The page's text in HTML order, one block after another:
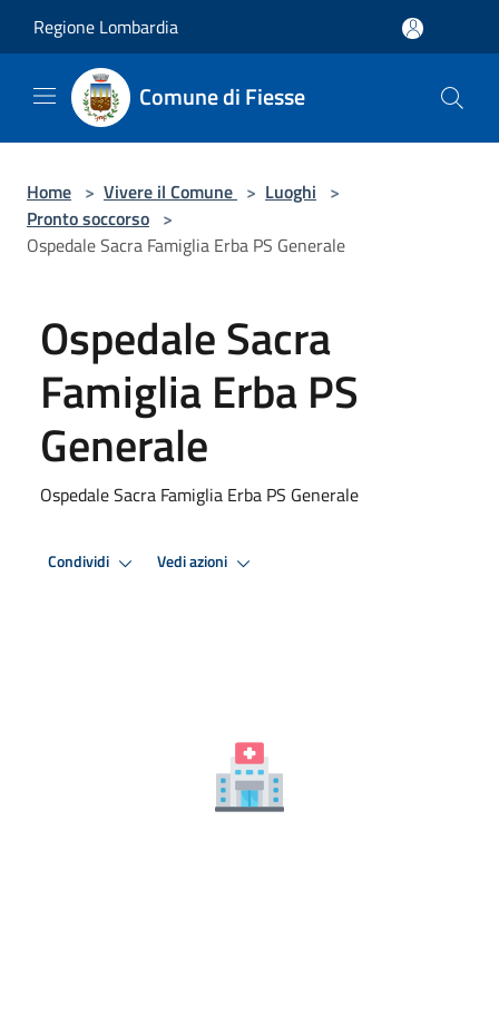
Regione Lombardia
Comune di Fiesse
Home > Vivere il Comune > Luoghi >
Pronto soccorso >
Ospedale Sacra Famiglia Erba PS Generale
Ospedale Sacra
Famiglia Erba PS
Generale
Ospedale Sacra Famiglia Erba PS Generale
Condividi Vedi azioni